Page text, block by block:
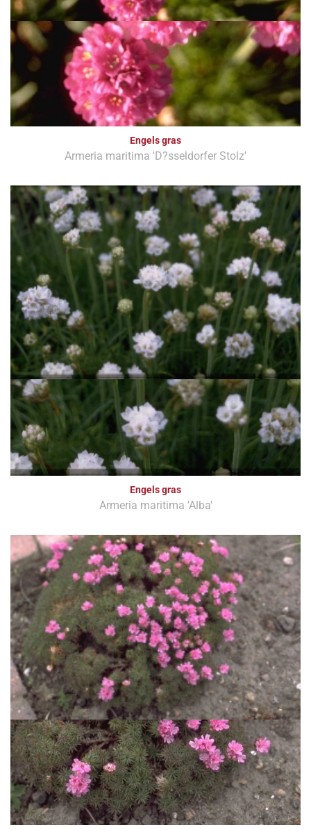
Engels gras
Armeria maritima 'D?sseldorfer Stolz'
Engels gras
Armeria maritima 'Alba'